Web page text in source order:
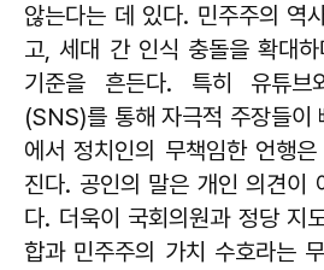
않는다는 데 있다. 민주주의 역
고, 세대 간 인식 충돌을 확대
기준을 흔든다. 특히 유튜브
(SNS)를 통해 자극적 주장들이
에서 정치인의 무책임한 언행
진다. 공인의 말은 개인 의견이
다. 더욱이 국회의원과 정당 지
합과 민주주의 가치 수호라는